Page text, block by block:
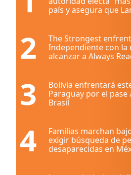
país y asegura que
2
The Strongest
Independiente con la
alcanzar a Always
3
Bolivia enfrentará
Paraguay por el
Brasil
4
Familias marchan
exigir búsqueda de
desaparecidas en